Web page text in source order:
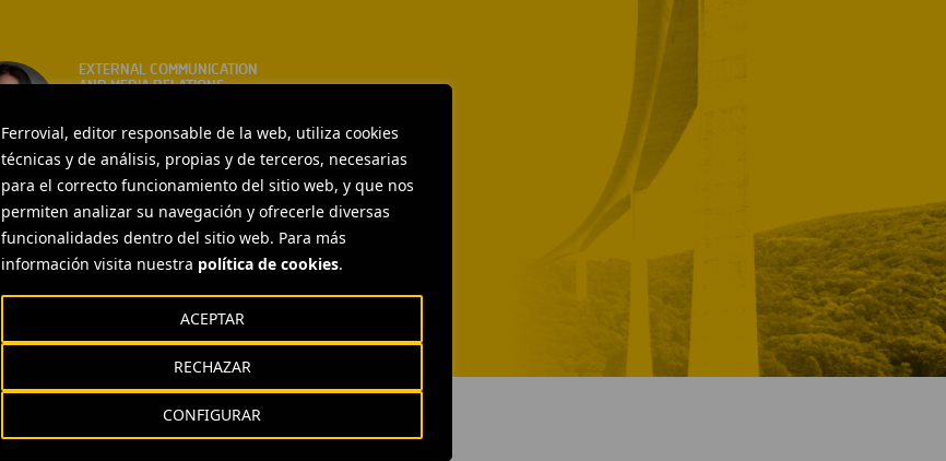
Ferrovial, editor responsable de la web, utiliza cookies
técnicas y de análisis, propias y de terceros, necesarias
para el correcto funcionamiento del sitio web, y que nos
permiten analizar su navegación y ofrecerle diversas
funcionalidades dentro del sitio web. Para más
información visita nuestra política de cookies.
CONFIGURAR
RECHAZAR
ACEPTAR
EXTERNAL COMMUNICATION
AND MEDIA RELATIONS
ENVIAR CORREO